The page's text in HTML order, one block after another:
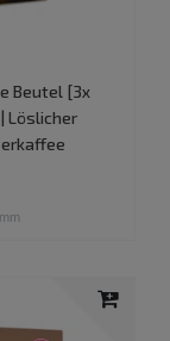
Beutel [3x
Löslicher